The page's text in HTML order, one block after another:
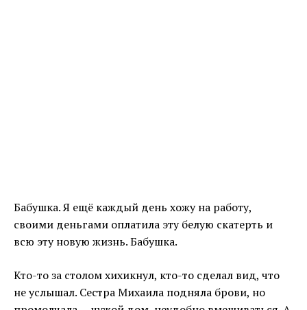
Бабушка. Я ещё каждый день хожу на работу,
своими деньгами оплатила эту белую скатерть и
всю эту новую жизнь. Бабушка.
Кто-то за столом хихикнул, кто-то сделал вид, что
не услышал. Сестра Михаила подняла брови, но